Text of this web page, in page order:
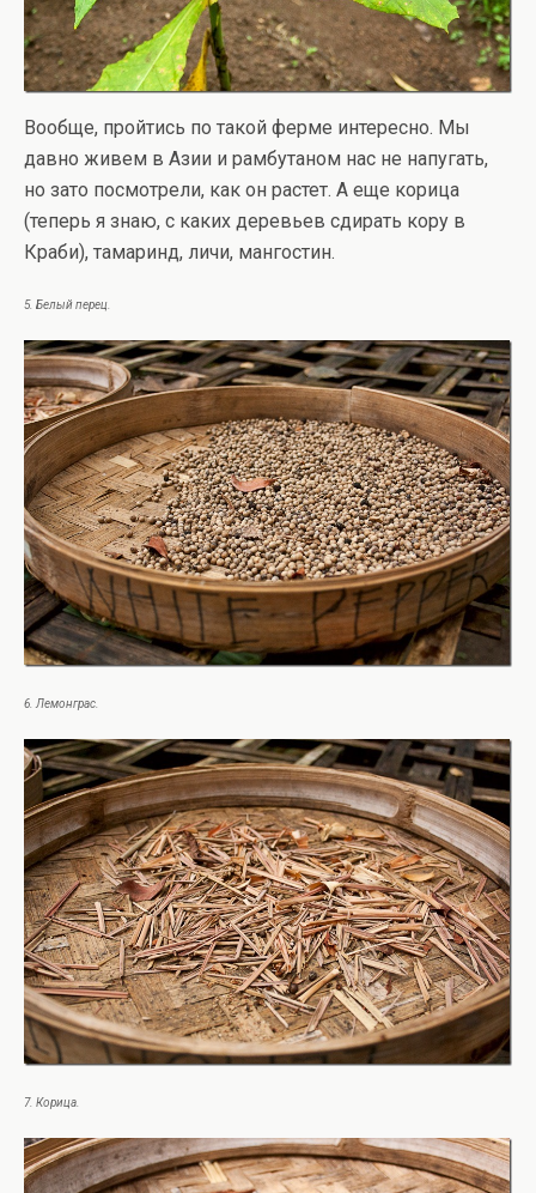
Вообще, пройтись по такой ферме интересно. Мы
давно живем в Азии и рамбутаном нас не напугать,
но зато посмотрели, как он растет. А еще корица
(теперь я знаю, с каких деревьев сдирать кору в
Краби), тамаринд, личи, мангостин.
5. Белый перец.
6. Лемонграс.
7. Корица.